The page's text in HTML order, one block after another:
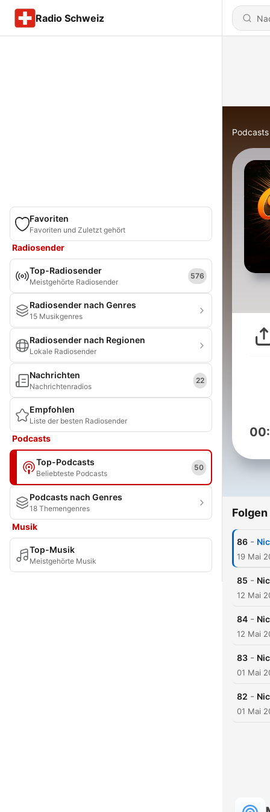
Radio Schweiz
Favoriten
Favoriten und Zuletzt gehört
Radiosender
Top-Radiosender
Meistgehörte Radiosender
576
Radiosender nach Genres
15 Musikgenres
Radiosender nach Regionen
Lokale Radiosender
Nachrichten
Nachrichtenradios
22
Empfohlen
Liste der besten Radiosender
Podcasts
Top-Podcasts
Beliebteste Podcasts
50
Podcasts nach Genres
18 Themengenres
Musik
Top-Musik
Meistgehörte Musik
Podcasts
Folgen
86 -
19 Mai
85 -
12 Mai
84 -
12 Mai
83 -
01 Mai
82 -
01 Mai